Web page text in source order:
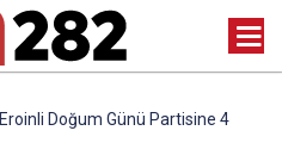
Eroinli Doğum Günü Partisine 4